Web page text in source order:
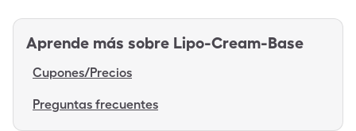
Aprende más sobre Lipo-Cream-Base
Cupones/Precios
Preguntas frecuentes